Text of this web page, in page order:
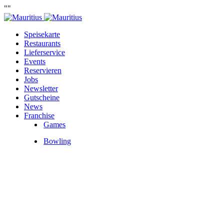
""
Speisekarte
Restaurants
Lieferservice
Events
Reservieren
Jobs
Newsletter
Gutscheine
News
Franchise
Games
Bowling